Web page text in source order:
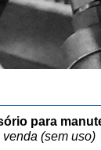
para
venda (sem uso)